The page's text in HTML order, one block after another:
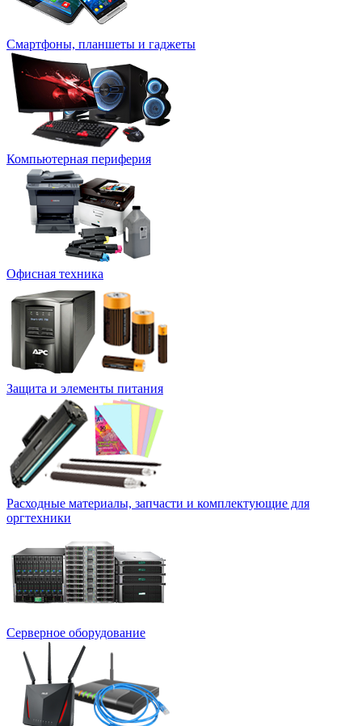
Смартфоны, планшеты и гаджеты
Компьютерная периферия
Офисная техника
Защита и элементы питания
Расходные материалы, запчасти и комплектующие для
оргтехники
Серверное оборудование